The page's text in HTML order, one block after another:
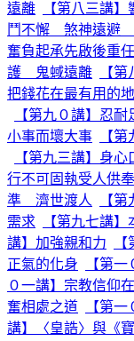
遠離
【第八三講
鬥不懈 煞神遠避
奮負起承先啟後重任
護 鬼蜮遠離
【
把錢花在最有用的
【第九０講】忍
小事而壞大事
【
【第九三講】身
行不可固執受人供奉
準 濟世渡人
【
需求
【第九七講
講】加強親和力
正氣的化身
【第
０一講】宗教信仰
奮相處之道
【第
講】〈皇誥〉與《